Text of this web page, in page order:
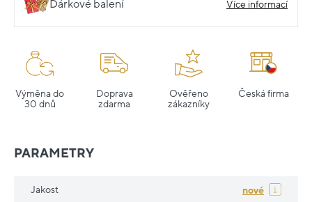
Dárkové balení Více informací
Výměna do
30 dnů
Doprava
zdarma
Ověřeno
zákazníky
Česká firma
PARAMETRY
Jakost nové